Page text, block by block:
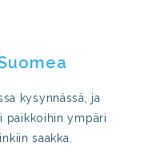
kysynnässä, ja
paikkoihin ympäri
saakka.